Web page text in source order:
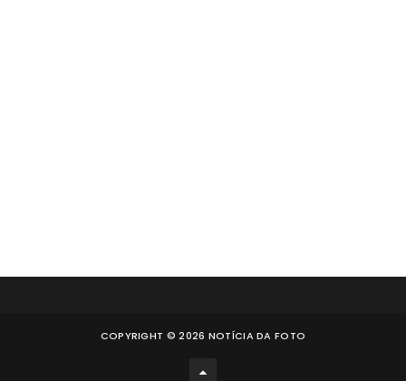
COPYRIGHT ©2026 NOTÍCIA DA FOTO